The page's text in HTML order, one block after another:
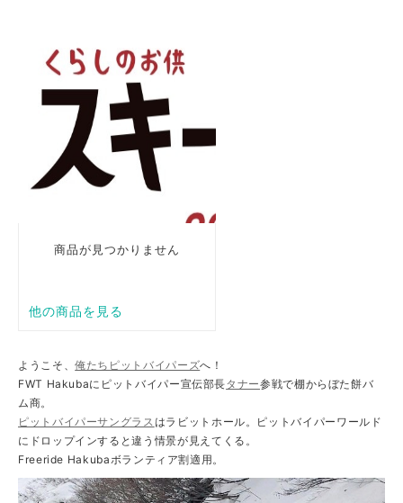
ようこそ、俺たちピットバイパーズへ！
FWT Hakubaにピットバイパー宣伝部長タナー参戦で棚からぼた餅バ
ム商。
ピットバイパーサングラスはラビットホール。ピットバイパーワールド
にドロップインすると違う情景が見えてくる。
Freeride Hakubaボランティア割適用。